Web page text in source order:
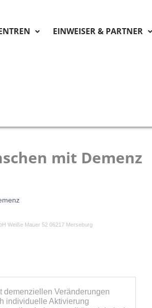
EINWEISER & PARTNER
mit Demenz
Weiße Mauer 52 06217 Merseburg
demenziellen Veränderungen
individuelle Aktivierung